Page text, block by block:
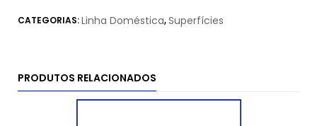
CATEGORIAS:Linha Doméstica,Superfícies
PRODUTOS RELACIONADOS